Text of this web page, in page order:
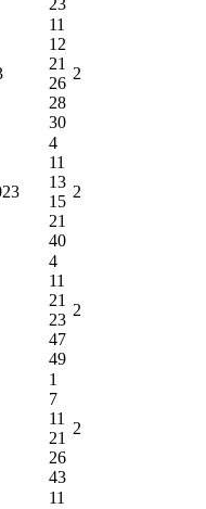
11
12
21
26
28
30
2
4
11
13
15
21
40
2
4
11
21
23
47
49
2
1
7
11
21
26
43
2
11